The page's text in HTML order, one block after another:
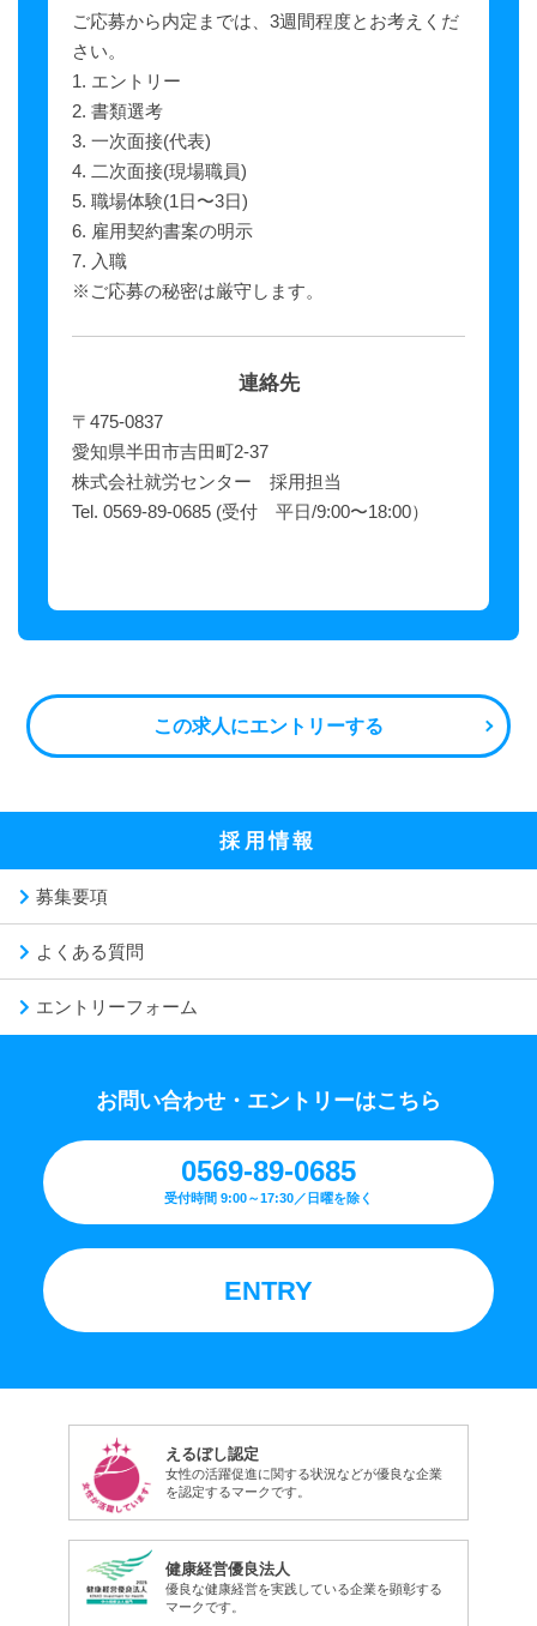
ご応募から内定までは、3週間程度とお考えくだ
さい。
1. エントリー
2. 書類選考
3. 一次面接(代表)
4. 二次面接(現場職員)
5. 職場体験(1日〜3日)
6. 雇用契約書案の明示
7. 入職
※ご応募の秘密は厳守します。
連絡先
〒475-0837
愛知県半田市吉田町2-37
株式会社就労センター 採用担当
Tel. 0569-89-0685 (受付 平日/9:00〜18:00）
この求人にエントリーする
採用情報
募集要項
よくある質問
エントリーフォーム
お問い合わせ・エントリーはこちら
0569-89-0685
受付時間 9:00～17:30／日曜を除く
ENTRY
えるぼし認定
女性の活躍促進に関する状況などが優良な企業
を認定するマークです。
健康経営優良法人
優良な健康経営を実践している企業を顕彰する
マークです。